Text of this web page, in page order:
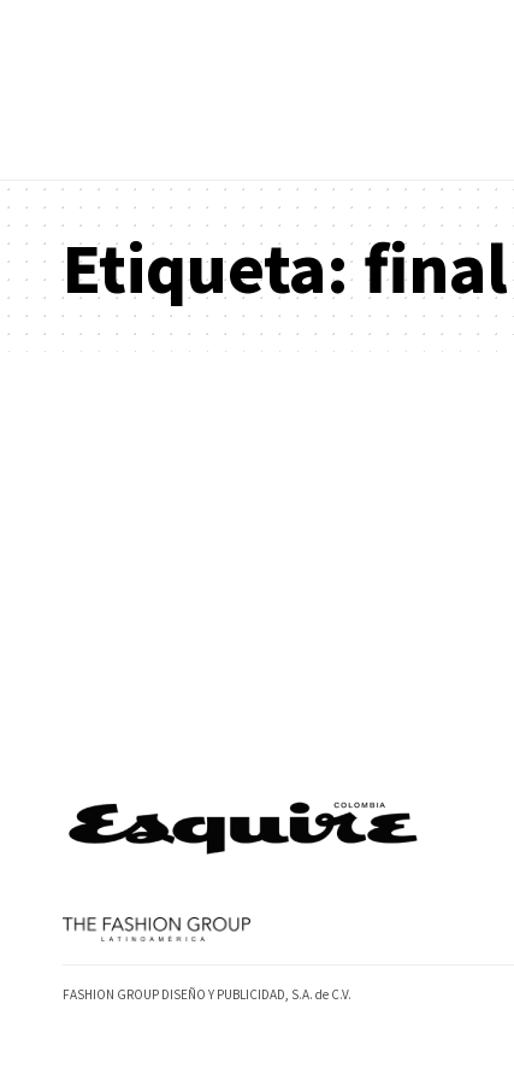
Etiqueta:final
FASHION GROUP DISEÑO Y PUBLICIDAD, S.A. de C.V.